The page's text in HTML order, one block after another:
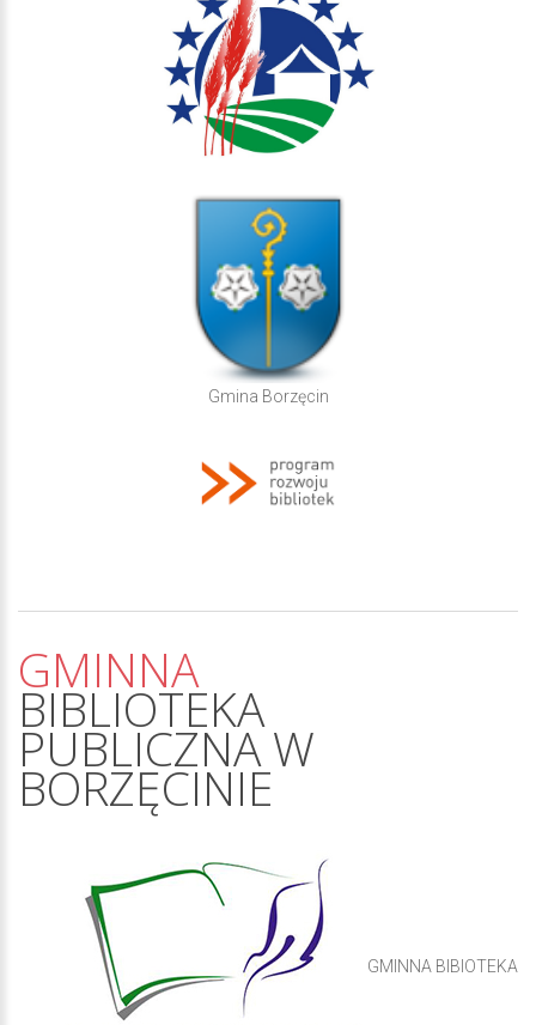
Gmina Borzęcin
GMINNA
BIBLIOTEKA
PUBLICZNA W
BORZĘCINIE
GMINNA BIBIOTEKA